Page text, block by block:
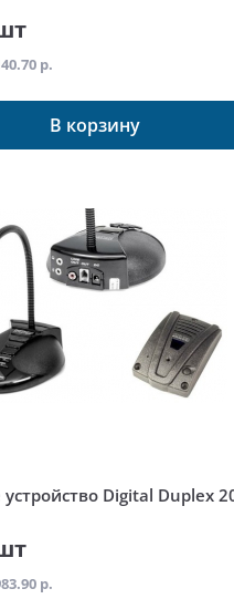
р.
В корзину
Digital Duplex
р.